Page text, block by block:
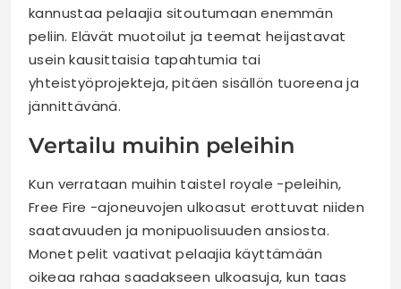
kannustaa pelaajia sitoutumaan enemmän
peliin. Elävät muotoilut ja teemat heijastavat
usein kausittaisia tapahtumia tai
yhteistyöprojekteja, pitäen sisällön tuoreena ja
jännittävänä.
Vertailu muihin peleihin
Kun verrataan muihin taistel royale -peleihin,
Free Fire -ajoneuvojen ulkoasut erottuvat niiden
saatavuuden ja monipuolisuuden ansiosta.
Monet pelit vaativat pelaajia käyttämään
oikeaa rahaa saadakseen ulkoasuja, kun taas